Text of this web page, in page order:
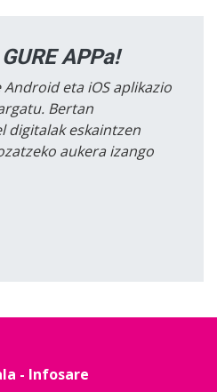
APPa!
eta iOS aplikazio
Bertan
digitalak eskaintzen
aukera izango
- Infosare